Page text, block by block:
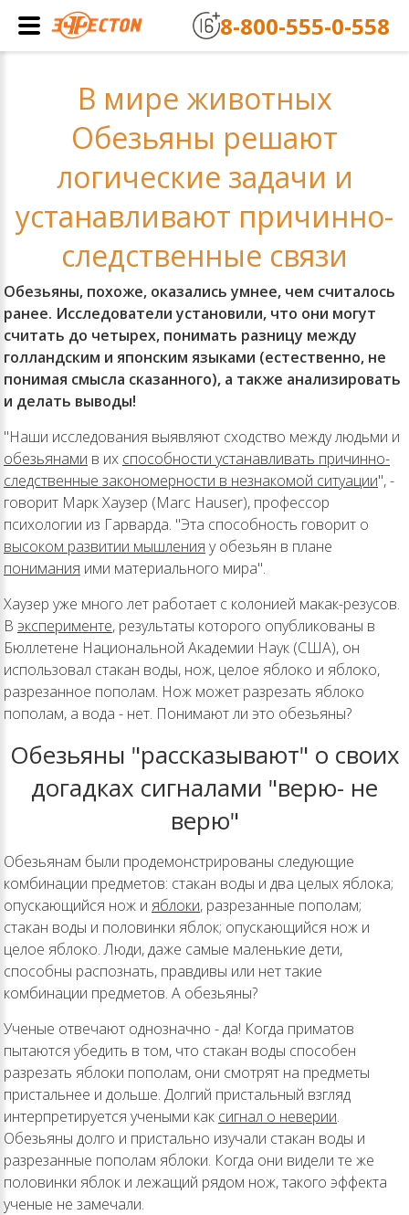
В мире животных
Обезьяны решают
логические задачи и
устанавливают причинно-
следственные связи
Обезьяны, похоже, оказались умнее, чем считалось
ранее. Исследователи установили, что они могут
считать до четырех, понимать разницу между
голландским и японским языками (естественно, не
понимая смысла сказанного), а также анализировать
и делать выводы!
"Наши исследования выявляют сходство между людьми и
обезьянами в их способности устанавливать причинно-
следственные закономерности в незнакомой ситуации", -
говорит Марк Хаузер (Marc Hauser), профессор
психологии из Гарварда. "Эта способность говорит о
высоком развитии мышления у обезьян в плане
понимания ими материального мира".
Хаузер уже много лет работает с колонией макак-резусов.
В эксперименте, результаты которого опубликованы в
Бюллетене Национальной Академии Наук (США), он
использовал стакан воды, нож, целое яблоко и яблоко,
разрезанное пополам. Нож может разрезать яблоко
пополам, а вода - нет. Понимают ли это обезьяны?
Обезьяны "рассказывают" о своих
догадках сигналами "верю- не
верю"
Обезьянам были продемонстрированы следующие
комбинации предметов: стакан воды и два целых яблока;
опускающийся нож и яблоки, разрезанные пополам;
стакан воды и половинки яблок; опускающийся нож и
целое яблоко. Люди, даже самые маленькие дети,
способны распознать, правдивы или нет такие
комбинации предметов. А обезьяны?
Ученые отвечают однозначно - да! Когда приматов
пытаются убедить в том, что стакан воды способен
разрезать яблоки пополам, они смотрят на предметы
пристальнее и дольше. Долгий пристальный взгляд
интерпретируется учеными как сигнал о неверии.
Обезьяны долго и пристально изучали стакан воды и
разрезанные пополам яблоки. Когда они видели те же
половинки яблок и лежащий рядом нож, такого эффекта
ученые не замечали.
8-800-555-0-558